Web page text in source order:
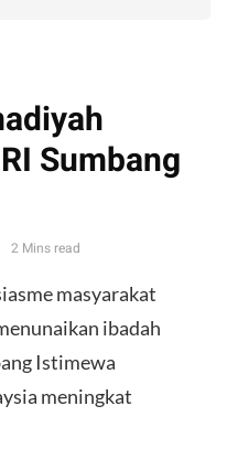
Sumbang
2 Mins read
masyarakat
ibadah
Istimewa
meningkat